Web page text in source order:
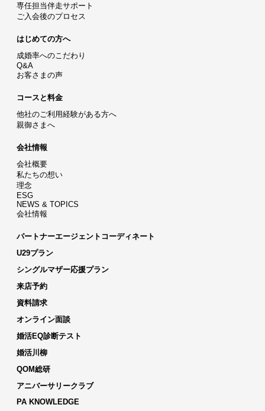
専任担当伴走サポート
ご入会後のプロセス
はじめての方へ
成婚率へのこだわり
Q&A
お客さまの声
コースと料金
他社のご利用経験がある方へ
親御さまへ
会社情報
会社概要
私たちの想い
理念
ESG
NEWS & TOPICS
会社情報
パートナーエージェントコーディネート
U29プラン
シングルマザー応援プラン
来店予約
資料請求
オンライン面談
婚活EQ診断テスト
婚活川柳
QOM総研
アニバーサリークラブ
PA KNOWLEDGE